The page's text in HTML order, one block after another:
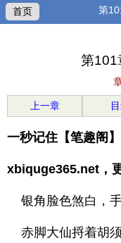
首页 第
第101
上一章
一秒记住【笔趣阁】
xbiquge365.net，
银角脸色煞白，手
赤脚大仙捋着胡